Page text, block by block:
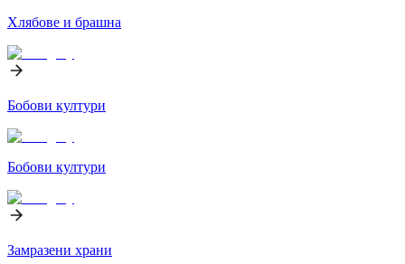
Хлябове и брашна
Бобови култури
Бобови култури
Замразени храни